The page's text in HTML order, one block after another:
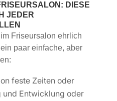
DIESE
JEDER
Friseursalon ehrlich
paar einfache, aber
feste Zeiten oder
Entwicklung oder